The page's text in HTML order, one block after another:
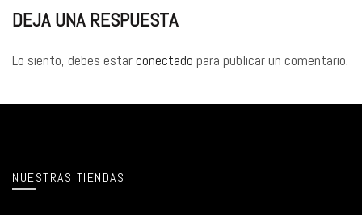
DEJA UNA RESPUESTA
Lo siento, debes estarconectado para publicar un comentario.
NUESTRAS TIENDAS